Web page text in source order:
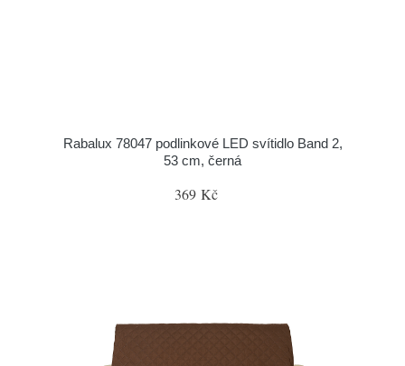
Rabalux 78047 podlinkové LED svítidlo Band 2,
53 cm, černá
369 Kč